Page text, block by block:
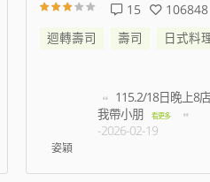
94
472321
迴轉壽司
壽司 日式料
王振洋
等了半小時以上
有預約未到候補的名額
多